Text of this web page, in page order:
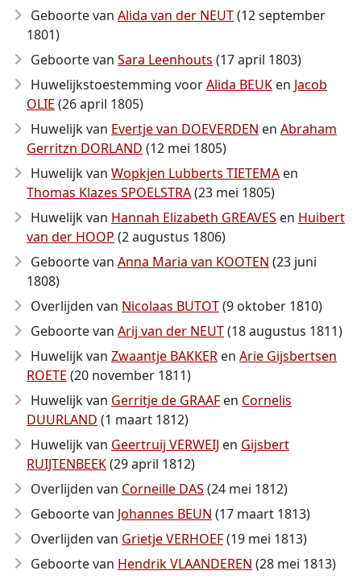
Geboorte van Alida van der NEUT(12 september
1801)
Geboorte van Sara Leenhouts (17 april 1803)
Huwelijkstoestemming voorAlida BEUK en Jacob
OLIE (26 april 1805)
Huwelijk van Evertje van DOEVERDEN en Abraham
Gerritzn DORLAND (12 mei 1805)
Huwelijk van Wopkjen Lubberts TIETEMA en
Thomas Klazes SPOELSTRA(23 mei 1805)
Huwelijk van Hannah Elizabeth GREAVES en Huibert
van der HOOP (2 augustus 1806)
Geboorte van Anna Maria van KOOTEN (23 juni
1808)
Overlijden van Nicolaas BUTOT(9 oktober 1810)
Geboorte van Arij van der NEUT(18 augustus 1811)
Huwelijk van Zwaantje BAKKER en Arie Gijsbertsen
ROETE (20 november 1811)
Huwelijk van Gerritje de GRAAF en Cornelis
DUURLAND (1 maart 1812)
Huwelijk van Geertruij VERWEIJ en Gijsbert
RUIJTENBEEK(29 april 1812)
Overlijden van Corneille DAS (24 mei 1812)
Geboorte van Johannes BEUN (17 maart 1813)
Overlijden van Grietje VERHOEF(19 mei 1813)
Geboorte van Hendrik VLAANDEREN (28 mei 1813)